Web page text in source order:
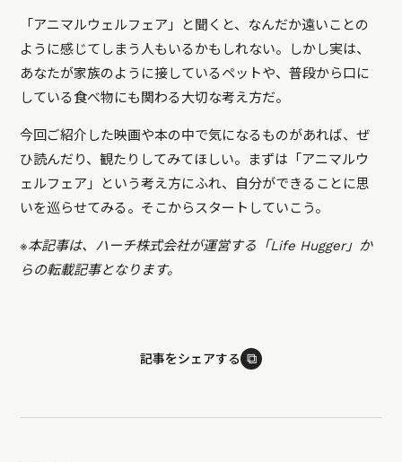
「アニマルウェルフェア」と聞くと、なんだか遠いことの
ように感じてしまう人もいるかもしれない。しかし実は、
あなたが家族のように接しているペットや、普段から口に
している食べ物にも関わる大切な考え方だ。
今回ご紹介した映画や本の中で気になるものがあれば、ぜ
ひ読んだり、観たりしてみてほしい。まずは「アニマルウ
ェルフェア」という考え方にふれ、自分ができることに思
いを巡らせてみる。そこからスタートしていこう。
※本記事は、ハーチ株式会社が運営する「Life Hugger」か
らの転載記事となります。
記事をシェアする ⧉